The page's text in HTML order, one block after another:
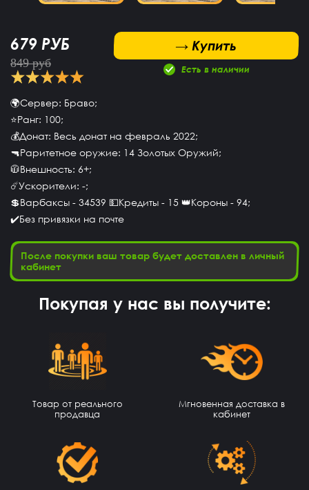
679 РУБ
849 руб
→ Купить
Купить
Есть в наличии
🌍Сервер: Браво;
⭐️Ранг: 100;
💰Донат: Весь донат на февраль 2022;
🔫Раритетное оружие: 14 Золотых Оружий;
🧥Внешность: 6+;
☄️Ускорители: -;
💲Варбаксы - 34539 💵Кредиты - 15 👑Короны - 94;
✔️Без привязки на почте
После покупки ваш товар будет доставлен в личный
кабинет
Покупая у нас вы получите:
Товар от реального
продавца
Мгновенная доставка в
кабинет
Даниил Шафиев15 часов назад
сайт не обманывает
Нурмухаммед Муканов
Промок од на гемы получил!!! Буду покупать еще
13 часов назад
11 часов назад